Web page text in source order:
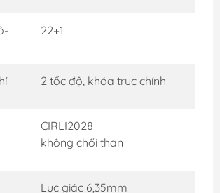
22+1
2 tốc độ, khóa trục chính
CIRLI2028
không chổi than
Lục giác 6,35mm